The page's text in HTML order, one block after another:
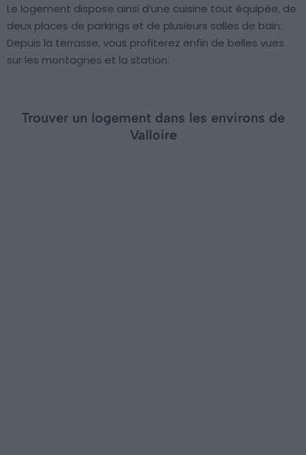
Le logement dispose ainsi d’une cuisine tout équipée, de
deux places de parkings et de plusieurs salles de bain.
Depuis la terrasse, vous profiterez enfin de belles vues
sur les montagnes et la station.
Trouver un logement dans les environs de
Valloire